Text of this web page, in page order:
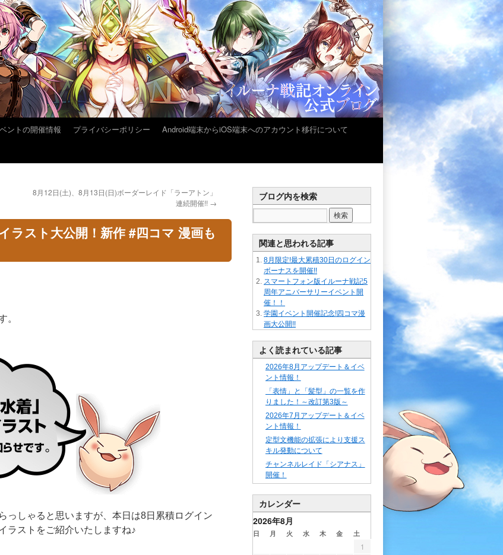
ントの開催情報 プライバシーポリシー
Android端末からiOS端末へのアカウント移行について
8月12日(土)、8月13日(日)ボーダーレイド「ラーアトン」
連続開催!! →
ラスト大公開！新作 #四コマ 漫画も
。
っしゃると思いますが、本日は8日累積ログイン
ラストをご紹介いたしますね♪
ブログ内を検索
関連と思われる記事
8月限定!最大累積30日のログイン
ボーナスを開催!!
スマートフォン版イルーナ戦記5
周年アニバーサリーイベント開
催！！
学園イベント開催記念!四コマ漫
画大公開!!
よく読まれている記事
2026年8月アップデート＆イベ
ント情報！
「表情」と「髪型」の一覧を作
りました！～改訂第3版～
2026年7月アップデート＆イベ
ント情報！
定型文機能の拡張により支援ス
キル発動について
チャンネルレイド「シアナス」
開催！
カレンダー
2026年8月
日 月 火 水 木 金 土
1